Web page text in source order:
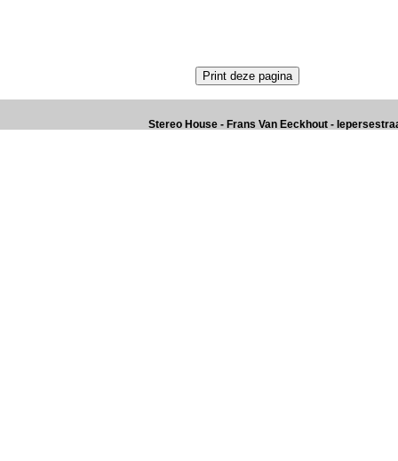
Stereo House - Frans Van Eeckhout -